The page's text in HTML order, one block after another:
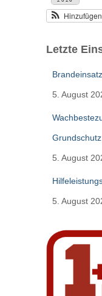
Letzte
5. August
Grundschutz
5. August
5. August